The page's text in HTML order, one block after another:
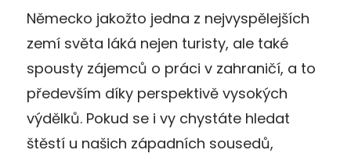
Německo jakožto jedna z nejvyspělejších
zemí světa láká nejen turisty, ale také
spousty zájemců o práci v zahraničí, a to
především díky perspektivě vysokých
výdělků. Pokud se i vy chystáte hledat
štěstí u našich západních sousedů,